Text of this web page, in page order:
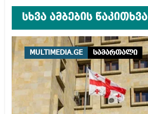
სხვა ამბების წაკითხვა
MULTIMEDIA.GE სამართალი